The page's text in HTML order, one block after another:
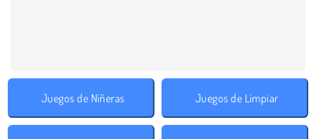
Juegos de Niñeras Juegos de Limpiar